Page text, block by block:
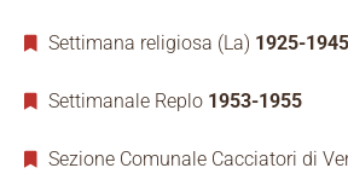
Settimana religiosa (La) 1925-1945
Settimanale Replo 1953-1955
Sezione Comunale Cacciatori di